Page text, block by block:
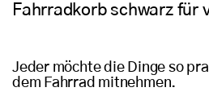
Fahrradkorb schwarz für
Jeder möchte die Dinge so
dem Fahrrad mitnehmen.